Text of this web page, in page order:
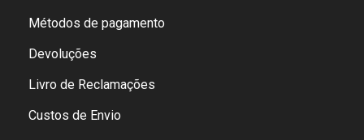
Métodos de pagamento
Devoluções
Livro de Reclamações
Custos de Envio